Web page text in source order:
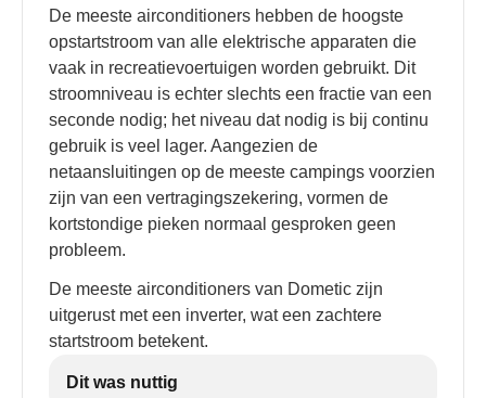
De meeste airconditioners hebben de hoogste
opstartstroom van alle elektrische apparaten die
vaak in recreatievoertuigen worden gebruikt. Dit
stroomniveau is echter slechts een fractie van een
seconde nodig; het niveau dat nodig is bij continu
gebruik is veel lager. Aangezien de
netaansluitingen op de meeste campings voorzien
zijn van een vertragingszekering, vormen de
kortstondige pieken normaal gesproken geen
probleem.
De meeste airconditioners van Dometic zijn
uitgerust met een inverter, wat een zachtere
startstroom betekent.
Dit was nuttig